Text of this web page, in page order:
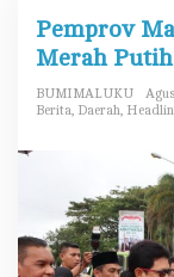
Pemprov
Merah Putih
BUMIMALUKU
Berita, Daerah,